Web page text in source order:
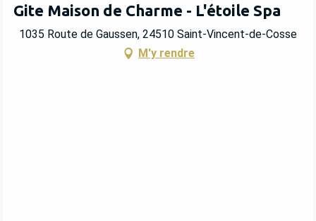
Gite Maison de Charme - L'étoile Spa
1035 Route de Gaussen, 24510 Saint-Vincent-de-Cosse
M'y rendre